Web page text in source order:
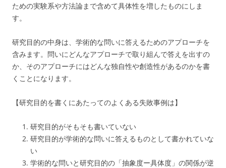
ための実験系や方法論まで含めて具体性を増したものにしま
す。
研究目的の中身は、学術的な問いに答えるためのアプローチを
含みます。問いにどんなアプローチで取り組んで答えを出すの
か、そのアプローチにはどんな独自性や創造性があるのかを書
くことになります。
【研究目的を書くにあたってのよくある失敗事例は】
研究目的がそもそも書いていない
研究目的が学術的な問いに答えるものとして書かれていな
い
学術的な問いと研究目的の「抽象度ー具体度」の関係が逆